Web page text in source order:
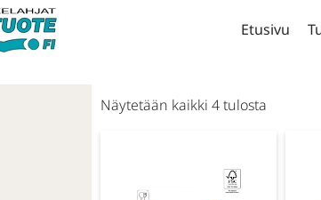
Etusivu
Näytetään kaikki 4 tulosta